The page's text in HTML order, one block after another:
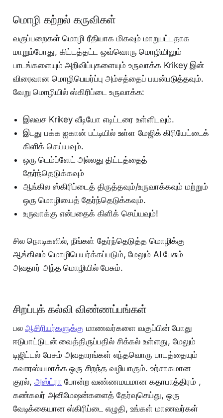
மொழி கற்றல் கருவிகள்
வகுப்பறைகள் மொழி ரீதியாக மிகவும் மாறுபட்டதாக
மாறும்போது, கிட்டத்தட்ட ஒவ்வொரு மொழியிலும்
பாடங்களையும் அறிவிப்புகளையும் உருவாக்க Krikey இன்
விரைவான மொழிபெயர்ப்பு அம்சத்தைப் பயன்படுத்தவும்.
வேறு மொழியில் ஸ்கிரிப்டை உருவாக்க:
இலவச Krikey வீடியோ எடிட்டரை உள்ளிடவும்.
இடது பக்க ஐகான் பட்டியில் உள்ள மேஜிக் கிரியேட்டைக்
கிளிக் செய்யவும்.
ஒரு டெம்ப்ளேட் அல்லது திட்டத்தைத்
தேர்ந்தெடுக்கவும்
ஆங்கில ஸ்கிரிப்டைத் திருத்தவும்/உருவாக்கவும் மற்றும்
ஒரு மொழியைத் தேர்ந்தெடுக்கவும்.
உருவாக்கு என்பதைக் கிளிக் செய்யவும்!
சில நொடிகளில், நீங்கள் தேர்ந்தெடுத்த மொழிக்கு
ஆங்கிலம் மொழிபெயர்க்கப்படும், மேலும் AI பேசும்
அவதார் அந்த மொழியில் பேசும்.
சிறப்புக் கல்வி விண்ணப்பங்கள்
பலஆசிரியர்களுக்கு மாணவர்களை வகுப்பின் போது
ஈடுபாட்டுடன் வைத்திருப்பதில் சிக்கல் உள்ளது, மேலும்
டிஜிட்டல் பேசும் அவதாரங்கள் எந்தவொரு பாடத்தையும்
சுவாரஸ்யமாக்க ஒரு சிறந்த வழியாகும். உற்சாகமான
குரல், அஸ்ட்ரா போன்ற வண்ணமயமான கதாபாத்திரம் ,
கண்கவர் அனிமேஷன்களைத் தேர்வுசெய்து, ஒரு
வேடிக்கையான ஸ்கிரிப்டை எழுதி, உங்கள் மாணவர்கள்